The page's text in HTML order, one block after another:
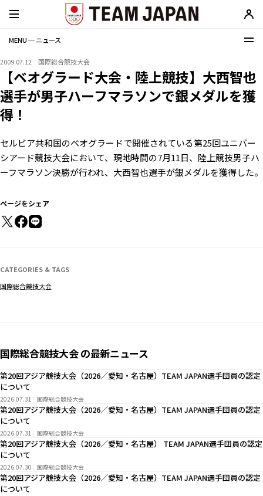
MENU ─ ニュース
2009.07.12 国際総合競技大会
【ベオグラード大会・陸上競技】大西智也
選手が男子ハーフマラソンで銀メダルを獲
得！
セルビア共和国のベオグラードで開催されている第25回ユニバー
シアード競技大会において、現地時間の7月11日、陸上競技男子ハ
ーフマラソン決勝が行われ、大西智也選手が銀メダルを獲得した。
ページをシェア
CATEGORIES & TAGS
国際総合競技大会
国際総合競技大会 の最新ニュース
第20回アジア競技大会（2026／愛知・名古屋）TEAM JAPAN選手団員の認定
について
2026.07.31 国際総合競技大会
第20回アジア競技大会（2026／愛知・名古屋）TEAM JAPAN選手団員の認定
について
2026.07.31 国際総合競技大会
第20回アジア競技大会（2026／愛知・名古屋） TEAM JAPAN選手団員の認定
について
2026.07.30 国際総合競技大会
第20回アジア競技大会（2026／愛知・名古屋）TEAM JAPAN選手団員の認定
について